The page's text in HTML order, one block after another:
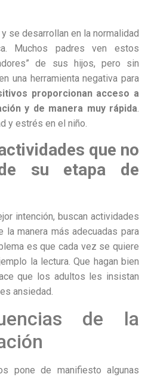
se desarrollan en la normalidad
Muchos padres ven estos
de sus hijos, pero sin
una herramienta negativa para
proporcionan acceso a
y de manera muy rápida.
y estrés en el niño.
que no
su etapa de
intención, buscan actividades
manera más adecuadas para
es que cada vez se quiere
la lectura. Que hagan bien
que los adultos les insistan
ansiedad.
de la
pone de manifiesto algunas